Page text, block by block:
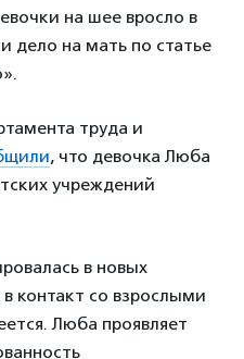
на шее вросло в
дело на мать по статье
труда и
, что девочка Люба
учреждений
в новых
в контакт со взрослыми
Люба проявляет